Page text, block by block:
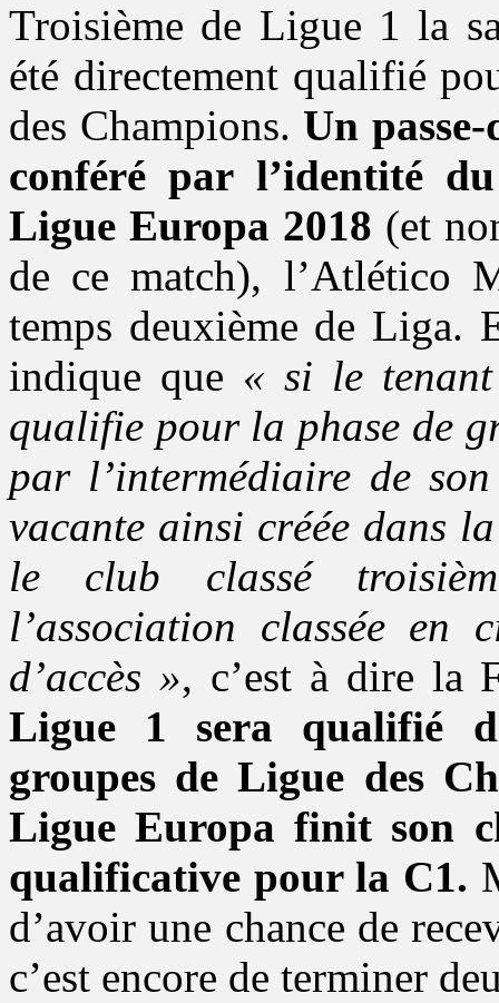
Troisième de Ligue 1 la
été directement qualifié
des Champions. Un
conféré par l’identité
Ligue Europa 2018 (et
de ce match), l’Atlético
temps deuxième de Liga.
indique que « si le
qualifie pour la phase de
par l’intermédiaire de
vacante ainsi créée dans
le club classé
l’association classée en
d’accès », c’est à dire la
Ligue 1 sera qualifié
groupes de Ligue des
Ligue Europa finit son
qualificative pour la C1.
d’avoir une chance de
c’est encore de terminer